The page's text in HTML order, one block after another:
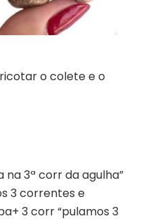
o colete e o
na 3ª corr da agulha”
3 correntes e
3 corr “pulamos 3